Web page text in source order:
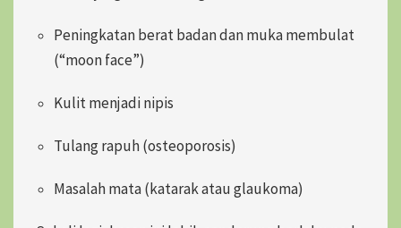
Peningkatan berat badan dan muka membulat
(“moon face”)
Kulit menjadi nipis
Tulang rapuh (osteoporosis)
Masalah mata (katarak atau glaukoma)